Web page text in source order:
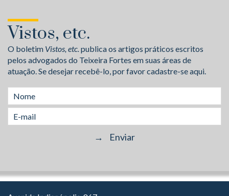
Vistos, etc.
O boletim Vistos, etc.publica os artigos práticos escritos
pelos advogados do Teixeira Fortes em suas áreas de
atuação. Se desejar recebê-lo, por favor cadastre-se aqui.